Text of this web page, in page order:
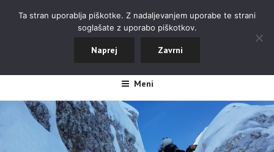
ALPINISTIČNI ODSEK NOVA
Meni
Ta stran uporablja piškotke. Z nadaljevanjem uporabe te strani
soglašate z uporabo piškotkov.
Naprej Zavrni